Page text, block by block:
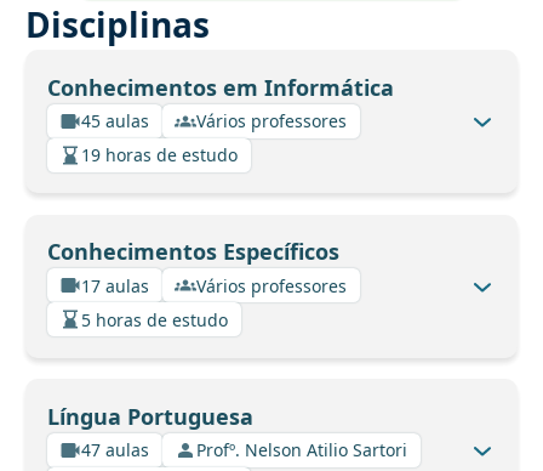
Disciplinas
Conhecimentos em Informática
45 aulas
Vários professores
19 horas de estudo
Conhecimentos Específicos
17 aulas
Vários professores
5 horas de estudo
Língua Portuguesa
47 aulas
Profº. Nelson Atilio Sartori